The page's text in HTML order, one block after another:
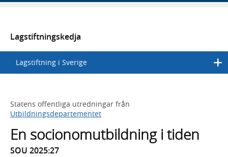
skriva
en
lista
med
sökförslag
Lagstiftningskedja
Lagstiftning i Sverige
Statens offentliga utredningar från
Utbildningsdepartementet
En socionomutbildning i tiden
SOU 2025:27